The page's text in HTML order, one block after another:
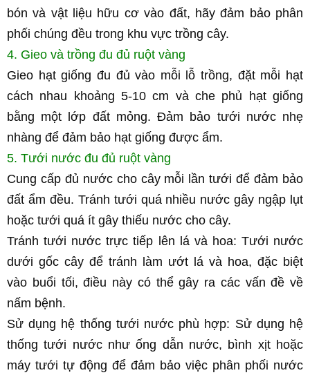
bón và vật liệu hữu cơ vào đất, hãy đảm bảo phân
phối chúng đều trong khu vực trồng cây.
4. Gieo và trồng đu đủ ruột vàng
Gieo hạt giống đu đủ vào mỗi lỗ trồng, đặt mỗi hạt
cách nhau khoảng 5-10 cm và che phủ hạt giống
bằng một lớp đất mỏng. Đảm bảo tưới nước nhẹ
nhàng để đảm bảo hạt giống được ẩm.
5. Tưới nước đu đủ ruột vàng
Cung cấp đủ nước cho cây mỗi lần tưới để đảm bảo
đất ẩm đều. Tránh tưới quá nhiều nước gây ngập lụt
hoặc tưới quá ít gây thiếu nước cho cây.
Tránh tưới nước trực tiếp lên lá và hoa: Tưới nước
dưới gốc cây để tránh làm ướt lá và hoa, đặc biệt
vào buổi tối, điều này có thể gây ra các vấn đề về
nấm bệnh.
Sử dụng hệ thống tưới nước phù hợp: Sử dụng hệ
thống tưới nước như ống dẫn nước, bình xịt hoặc
máy tưới tự động để đảm bảo việc phân phối nước